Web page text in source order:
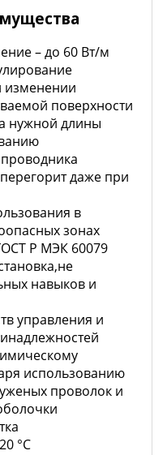
– до 60 Вт/м
изменении
поверхности
нужной длины
даже при
в
зонах
Р МЭК 60079
навыков и
управления и
использованию
проволок и
°С